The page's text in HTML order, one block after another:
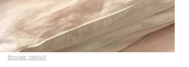
@ranga_ragdoll